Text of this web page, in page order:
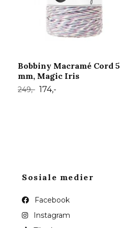
Bobbiny Macramé Cord 5
mm, Magic Iris
249,- 174,-
Sosiale medier
Facebook
Instagram